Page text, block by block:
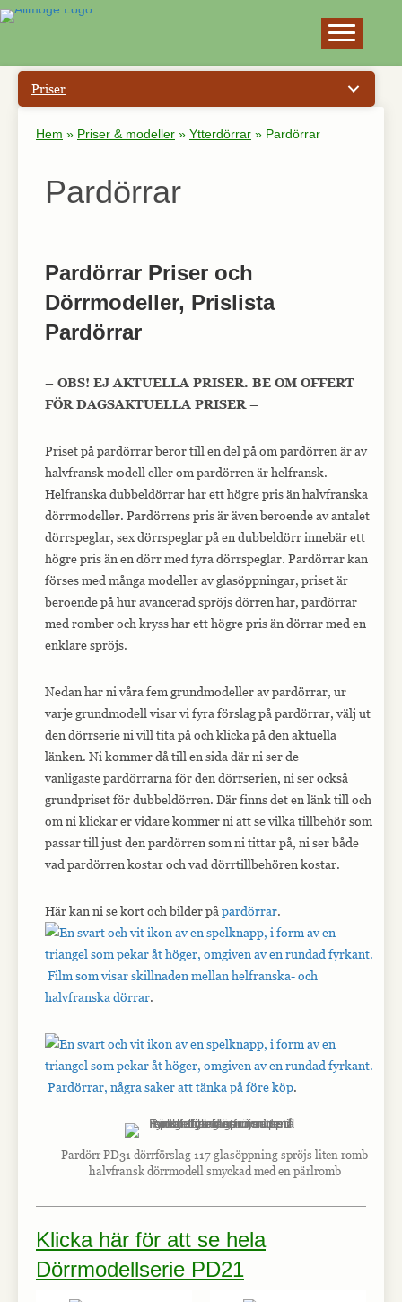
Priser
Hem » Priser & modeller » Ytterdörrar » Pardörrar
Pardörrar
Pardörrar Priser och
Dörrmodeller, Prislista
Pardörrar
– OBS! EJ AKTUELLA PRISER. BE OM OFFERT
FÖR DAGSAKTUELLA PRISER –
Priset på pardörrar beror till en del på om pardörren är av
halvfransk modell eller om pardörren är helfransk.
Helfranska dubbeldörrar har ett högre pris än halvfranska
dörrmodeller. Pardörrens pris är även beroende av antalet
dörrspeglar, sex dörrspeglar på en dubbeldörr innebär ett
högre pris än en dörr med fyra dörrspeglar. Pardörrar kan
förses med många modeller av glasöppningar, priset är
beroende på hur avancerad spröjs dörren har, pardörrar
med romber och kryss har ett högre pris än dörrar med en
enklare spröjs.
Nedan har ni våra fem grundmodeller av pardörrar, ur
varje grundmodell visar vi fyra förslag på pardörrar, välj ut
den dörrserie ni vill tita på och klicka på den aktuella
länken. Ni kommer då till en sida där ni ser de
vanligaste pardörrarna för den dörrserien, ni ser också
grundpriset för dubbeldörren. Där finns det en länk till och
om ni klickar er vidare kommer ni att se vilka tillbehör som
passar till just den pardörren som ni tittar på, ni ser både
vad pardörren kostar och vad dörrtillbehören kostar.
Här kan ni se kort och bilder på pardörrar.
Film som visar skillnaden mellan helfranska- och
halvfranska dörrar.
Pardörrar, några saker att tänka på före köp.
Pardörr PD31 dörrförslag 117 glasöppning spröjs liten romb
halvfransk dörrmodell smyckad med en pärlromb
Klicka här för att se hela
Dörrmodellserie PD21